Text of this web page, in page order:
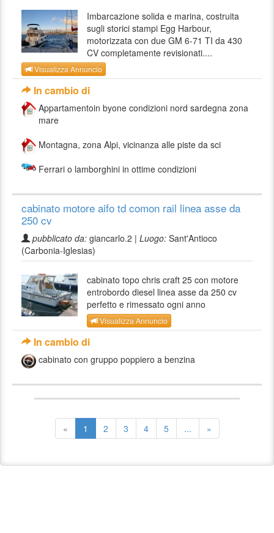
Imbarcazione solida e marina, costruita
sugli storici stampi Egg Harbour,
motorizzata con due GM 6-71 TI da 430
CV completamente revisionati....
Visualizza Annuncio
In cambio di
Appartamentoin byone condizioni nord sardegna zona
mare
Montagna, zona Alpi, vicinanza alle piste da sci
Ferrari o lamborghini in ottime condizioni
cabinato motore aifo td comon rail linea asse da
250 cv
pubblicato da: giancarlo.2 | Luogo: Sant'Antioco
(Carbonia-Iglesias)
cabinato topo chris craft 25 con motore
entrobordo diesel linea asse da 250 cv
perfetto e rimessato ogni anno
Visualizza Annuncio
In cambio di
cabinato con gruppo poppiero a benzina
« 1 2 3 4 5 ... »